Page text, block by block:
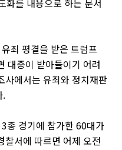
화를 내용으로 하는 문서
죄 평결을 받은 트럼프
대중이 받아들이기 어려
사에서는 유죄와 정치재판
.
종 경기에 참가한 60대가
찰서에 따르면 어제 오전